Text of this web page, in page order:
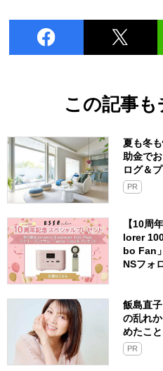
この記事も
夏も冬
助金で
ログ＆
PR
【10周
lorer
bo Fan
NSフォ
飯島直
の乱れ
めたこと
PR